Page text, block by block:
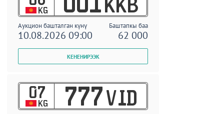
KG KKB
Аукцион башталган күнү Баштапкы баа
10.08.2026 09:00 62 000
07
KG 777 VID